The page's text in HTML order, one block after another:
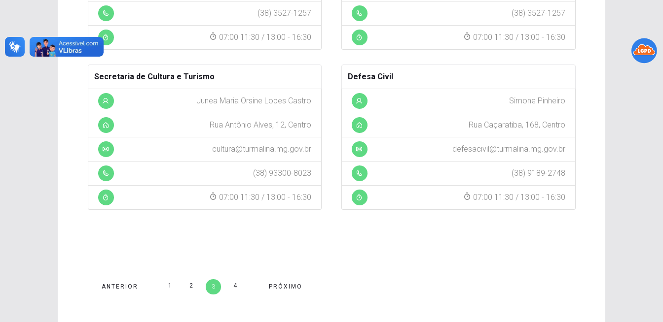
(38) 3527-1257
07:00 11:30 / 13:00 - 16:30
(38) 3527-1257
07:00 11:30 / 13:00 - 16:30
Secretaria de Cultura e Turismo
Junea Maria Orsine Lopes Castro
Rua Antônio Alves, 12, Centro
cultura@turmalina.mg.gov.br
(38) 93300-8023
07:00 11:30 / 13:00 - 16:30
Defesa Civil
Simone Pinheiro
Rua Caçaratiba, 168, Centro
defesacivil@turmalina.mg.gov.br
(38) 9189-2748
07:00 11:30 / 13:00 - 16:30
ANTERIOR 1 2 3 4 PRÓXIMO